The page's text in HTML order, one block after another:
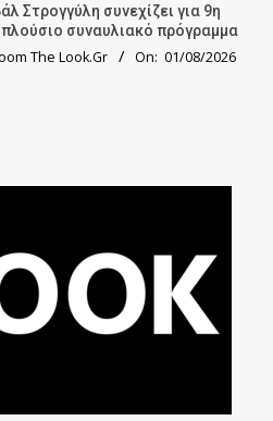
Στρογγύλη συνεχίζει για 9η
πλούσιο συναυλιακό πρόγραμμα
The Look.Gr On: 01/08/2026